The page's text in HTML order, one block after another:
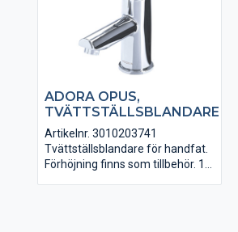
ADORA OPUS,
TVÄTTSTÄLLSBLANDARE
Artikelnr. 3010203741
Tvättställsblandare för handfat.
Förhöjning finns som tillbehör. 1-